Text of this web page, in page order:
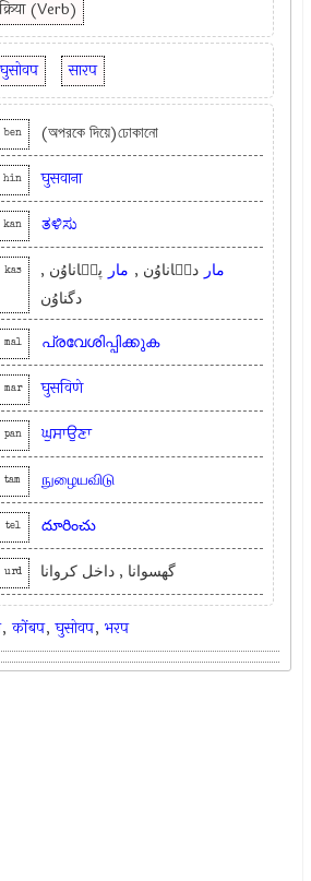
क्रिया (Verb)
घुसोवप सारप
ben (অপরকে দিয়ে)ঢোকানো
hin घुसवाना
kan ತಳಿಸು
kas مار دیٛاناوُن , مار پیٛاناوُن ,
دگناوُن
mal പ്രവേശിപ്പിക്കുക
mar घुसविणे
pan ਘੁਸਾਉਣਾ
tam நுழையவிடு
tel దూరించు
urd گھسوانا , داخل کروانا
, कोंबप,घुसोवप, भरप